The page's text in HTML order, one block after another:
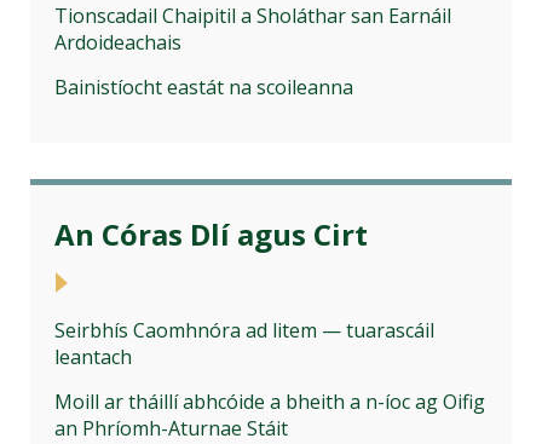
Tionscadail Chaipitil a Sholáthar san Earnáil
Ardoideachais
Bainistíocht eastát na scoileanna
An Córas Dlí agus Cirt
Seirbhís Caomhnóra ad litem — tuarascáil
leantach
Moill ar tháillí abhcóide a bheith a n-íoc ag Oifig
an Phríomh-Aturnae Stáit